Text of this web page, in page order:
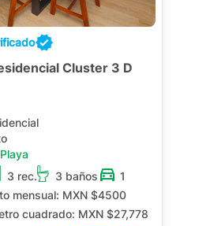
Cluster 3 D
3 rec. 3 baños
1
mensual: MXN $4500
cuadrado: MXN $27,778